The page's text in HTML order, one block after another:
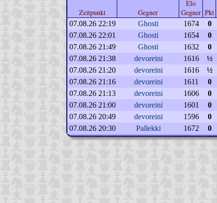
Zeitpunkt Gegner
Elo
Gegner Pkt
07.08.26 22:19 Ghosti 1674
0
07.08.26 22:01
Ghosti 1654
0
07.08.26 21:49
Ghosti 1632
0
07.08.26 21:38
devoreini 1616
½
07.08.26 21:20
devoreini 1616
½
07.08.26 21:16
devoreini 1611
0
07.08.26 21:13
devoreini 1606
0
07.08.26 21:00
devoreini 1601
0
07.08.26 20:49
devoreini 1596
0
07.08.26 20:30
Pallekki 1672 0